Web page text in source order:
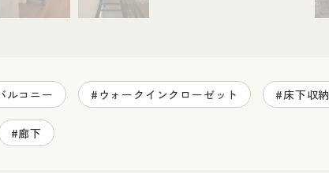
ルコニー #ウォークインクローゼット #床下収納
#廊下